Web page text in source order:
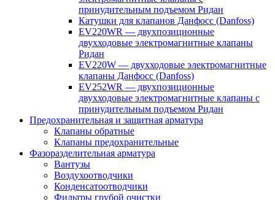
принудительным подъемом Ридан
Катушки для клапанов Данфосс (Danfoss)
EV220WR — двухпозиционные
двухходовые электромагнитные клапаны
Ридан
EV220W — двухходовые электромагнитные
клапаны Данфосс (Danfoss)
EV252WR — двухпозиционные
двухходовые электромагнитные клапаны с
принудительным подъемом Ридан
Предохранительная и защитная арматура
Клапаны обратные
Клапаны предохранительные
Фазоразделительная арматура
Вантузы
Воздухоотводчики
Конденсатоотводчики
Фильтры грубой очистки